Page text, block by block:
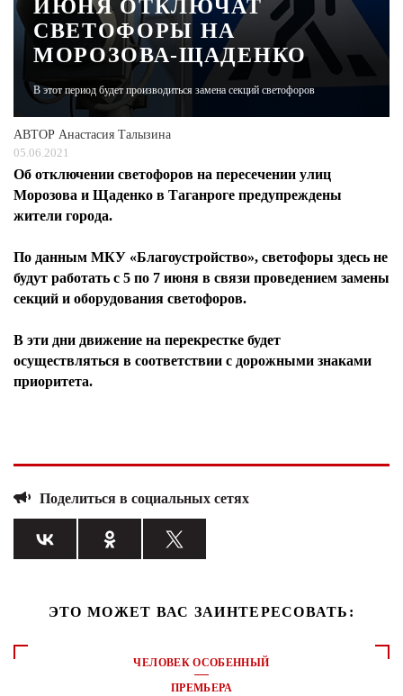
ЖУРНАЛ
ИЮНЯ ОТКЛЮЧАТ
СВЕТОФОРЫ НА
МОРОЗОВА-ЩАДЕНКО
В этот период будет производиться замена секций светофоров
АВТОР Анастасия Талызина
05.06.2021
Об отключении светофоров на пересечении улиц
Морозова и Щаденко в Таганроге предупреждены
жители города.
По данным МКУ «Благоустройство», светофоры здесь не
будут работать с 5 по 7 июня в связи проведением замены
секций и оборудования светофоров.
В эти дни движение на перекрестке будет
осуществляться в соответствии с дорожными знаками
приоритета.
Поделиться в социальных сетях
ЭТО МОЖЕТ ВАС ЗАИНТЕРЕСОВАТЬ:
ЧЕЛОВЕК ОСОБЕННЫЙ
ПРЕМЬЕРА